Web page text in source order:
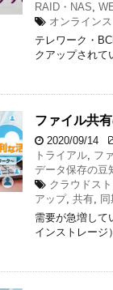
RAID・NAS,
オンライン
テレワーク・
クアップされ
ファイル共
2020/09/14
トライアル, フ
データ保存の豆
クラウドス
アップ, 共有, 同
需要が急増して
インストレー